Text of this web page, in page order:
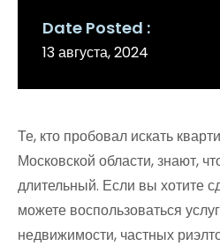
Date Posted
13 августа, 2024
Те, кто пробовал искать
Московской области, знают,
длительный. Если вы хотите
можете воспользоваться
недвижимости, частных